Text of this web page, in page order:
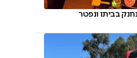
בביתו ונפטר